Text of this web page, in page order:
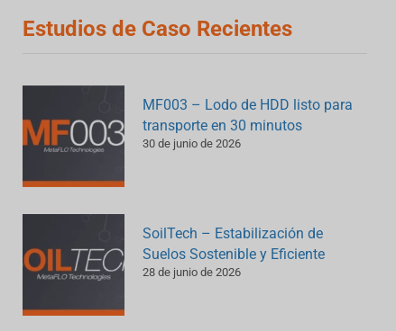
Estudios de Caso Recientes
MF003 – Lodo de HDD listo para
transporte en 30 minutos
30 de junio de 2026
SoilTech – Estabilización de
Suelos Sostenible y Eficiente
28 de junio de 2026